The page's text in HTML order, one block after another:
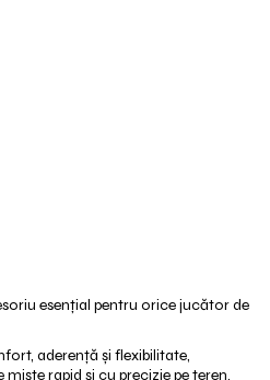
esențial pentru orice jucător de
aderență și flexibilitate,
rapid și cu precizie pe teren.